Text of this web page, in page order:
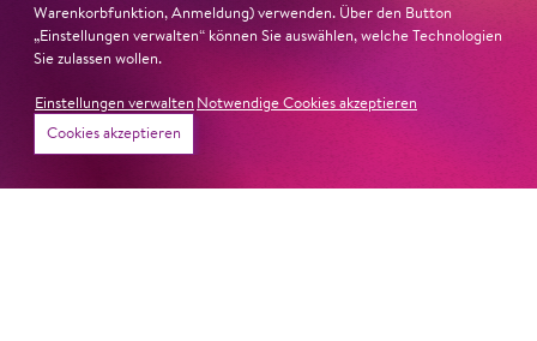
»In dem überwältigenden Farbenreichtum ihres Spiels
sind Auflehnung und Verletzlichkeit ebenso nachfühlbar
wie die verzweifelte Einsamkeit ihrer Figur.«
Begründung
Warenkorbfunktion, Anmeldung) verwenden. Über den Button
„Einstellungen verwalten“ können Sie auswählen, welche Technologien
Sie zulassen wollen.
Einstellungen verwalten Notwendige Cookies akzeptieren
Cookies akzeptieren